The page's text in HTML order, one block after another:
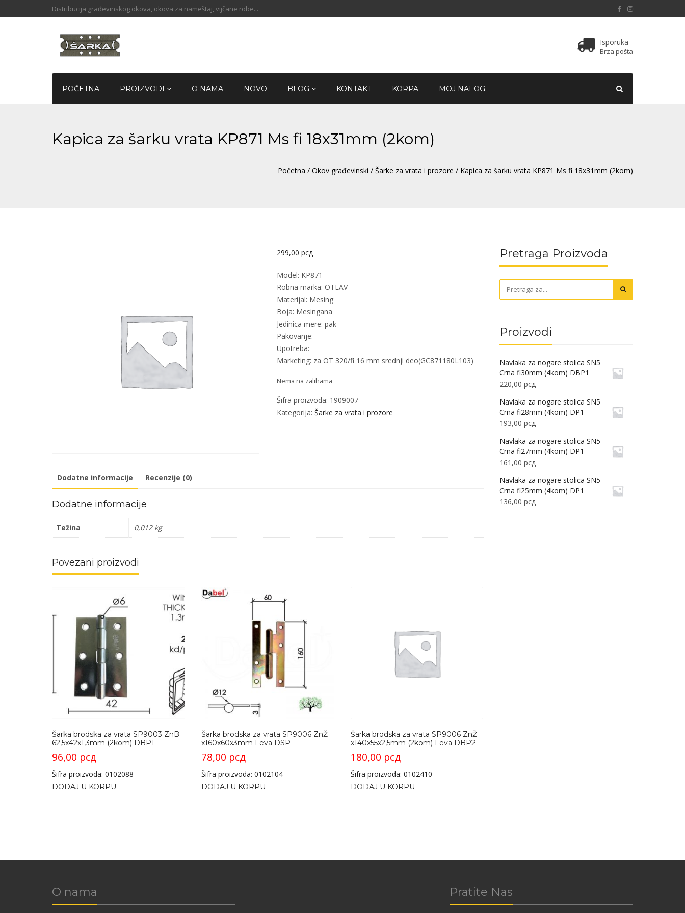
Distribucija građevinskog okova, okova za nameštaj, vijčane robe...
Isporuka
Brza pošta
POČETNA PROIZVODI O NAMA NOVO BLOG KONTAKT KORPA MOJ NALOG
Kapica za šarku vrata KP871 Ms fi 18x31mm (2kom)
Početna / Okov građevinski / Šarke za vrata i prozore / Kapica za šarku vrata KP871 Ms fi 18x31mm (2kom)
299,00 рсд
Model: KP871
Robna marka: OTLAV
Materijal: Mesing
Boja: Mesingana
Jedinica mere: pak
Pakovanje:
Upotreba:
Marketing: za OT 320/fi 16 mm srednji deo(GC871180L103)
Nema na zalihama
Šifra proizvoda: 1909007
Kategorija: Šarke za vrata i prozore
Dodatne informacije Recenzije (0)
Dodatne informacije
Težina 0,012 kg
Povezani proizvodi
Šarka brodska za vrata SP9003 ZnB
62,5x42x1,3mm (2kom) DBP1
96,00 рсд
Šifra proizvoda: 0102088
DODAJ U KORPU
Šarka brodska za vrata SP9006 ZnŽ
x160x60x3mm Leva DSP
78,00 рсд
Šifra proizvoda: 0102104
DODAJ U KORPU
Šarka brodska za vrata SP9006 ZnŽ
x140x55x2,5mm (2kom) Leva DBP2
180,00 рсд
Šifra proizvoda: 0102410
DODAJ U KORPU
Pretraga Proizvoda
Proizvodi
Navlaka za nogare stolica SN5
Crna fi30mm (4kom) DBP1
220,00 рсд
Navlaka za nogare stolica SN5
Crna fi28mm (4kom) DP1
193,00 рсд
Navlaka za nogare stolica SN5
Crna fi27mm (4kom) DP1
161,00 рсд
Navlaka za nogare stolica SN5
Crna fi25mm (4kom) DP1
136,00 рсд
O nama Pratite Nas